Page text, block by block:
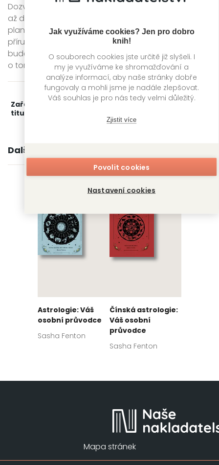
Jak využíváme cookies? Jen pro dobro
knih!
O souborech cookies jste určitě již slyšeli. I
my je využíváme ke shromažďování a
analýze informací, aby naše stránky dobře
fungovaly a mohli jsme je nadále zlepšovat.
Váš souhlas je pro nás tedy velmi důležitý.
Zjistit více
Povolit cookies
Nastavení cookies
Dozvíte se i něco z historie numerologie, která sahá
až do starověku, i ze souvislostí čísel s písmeny či s
planetami a astrologií. Je to informacemi nabitá
příručka, kterou můžete mít po ruce vždy, když se
budete chtít na něco podrobněji podívat a udělat si
o tom celistvější úsudek.
Zařažení
titulu:
Kategorie > Odborné publikace
Esoterika
Další knihy autora
Astrologie: Váš
osobní průvodce
Sasha Fenton
Čínská astrologie:
Váš osobní
průvodce
Sasha Fenton
Mapa stránek